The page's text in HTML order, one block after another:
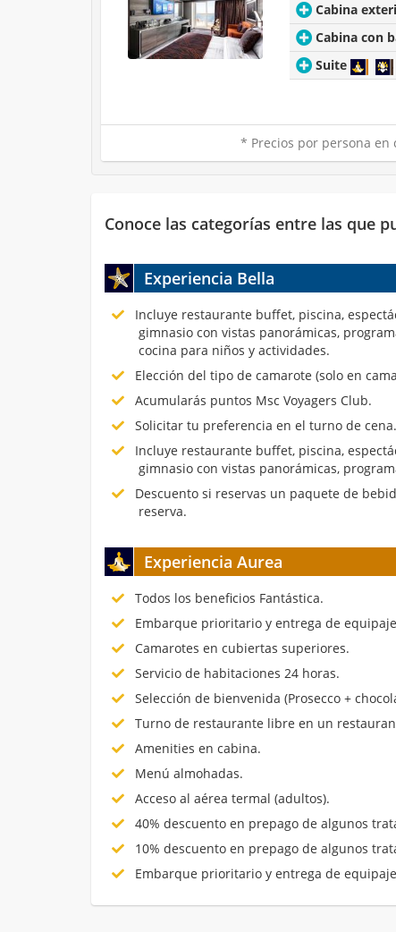
Cabina
Cabina con
Suite
* Precios por persona en
Conoce las categorías entre las que
Experiencia Bella
Incluye restaurante buffet, piscina,
gimnasio con vistas panorámicas,
cocina para niños y actividades.
Elección del tipo de camarote (solo en
Acumularás puntos Msc Voyagers Club.
Solicitar tu preferencia en el turno de cena.
Incluye restaurante buffet, piscina,
gimnasio con vistas panorámicas,
Descuento si reservas un paquete de
reserva.
Experiencia Aurea
Todos los beneficios Fantástica.
Embarque prioritario y entrega de
Camarotes en cubiertas superiores.
Servicio de habitaciones 24 horas.
Selección de bienvenida (Prosecco +
Turno de restaurante libre en un
Amenities en cabina.
Menú almohadas.
Acceso al aérea termal (adultos).
40% descuento en prepago de algunos
10% descuento en prepago de algunos
Embarque prioritario y entrega de